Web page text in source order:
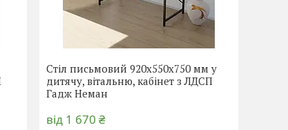
Стіл письмовий 920х550х750 мм у
дитячу, вітальню, кабінет з ЛДСП
Гадж Неман
від 1 670 ₴